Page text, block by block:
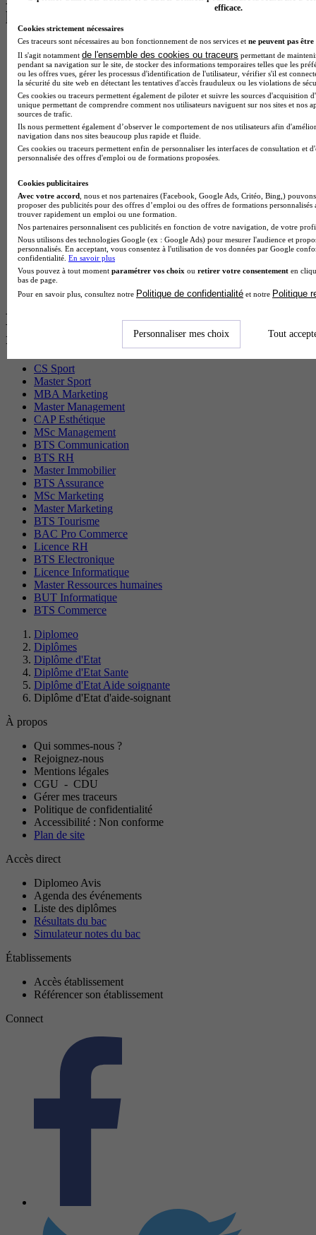
les plus recherchés
BTS Esf en alternance
BTS Dietetique en alternance
BTS Mco en alternance
BTS Pi en alternance
BTS Sp3s en alternance
Master CCA en alternance
BTS Ndrc en alternance
BTS Sam en alternance
Cap Fleuriste en alternance
BTS Sio en alternance
BTS Gpme en alternance
Cap Electricien en alternance
BTS Gpn en alternance
BTS Domotique en alternance
BAC Pro Agora en alternance
BTS Sta en alternance
BTS Iris en alternance
BTS Tpl en alternance
BTS Ati en alternance
Les diplômes par filière les plus
recherchés
CS Sport
Master Sport
MBA Marketing
Master Management
CAP Esthétique
MSc Management
BTS Communication
BTS RH
Master Immobilier
BTS Assurance
MSc Marketing
Master Marketing
BTS Tourisme
BAC Pro Commerce
Licence RH
BTS Electronique
Licence Informatique
Master Ressources humaines
BUT Informatique
BTS Commerce
Diplomeo
Diplômes
Diplôme d'Etat
Diplôme d'Etat Sante
Diplôme d'Etat Aide soignante
Diplôme d'Etat d'aide-soignant
À propos
Qui sommes-nous ?
Rejoignez-nous
Mentions légales
CGU - CDU
Gérer mes traceurs
Politique de confidentialité
Accessibilité : Non conforme
Plan de site
Accès direct
Diplomeo Avis
Agenda des événements
Liste des diplômes
Résultats du bac
Simulateur notes du bac
Établissements
Accès établissement
Référencer son établissement
Connect
efficace.
Cookies strictement nécessaires
Ces traceurs sont nécessaires au bon fonctionnement de nos services et ne peuvent pas être
Il s'agit notamment de l'ensemble des cookies ou traceurs permettant de
pendant sa navigation sur le site, de stocker des informations temporaires telles que les
ou les offres vues, gérer les processus d'identification de l'utilisateur, vérifier s'il est
la sécurité du site web en détectant les tentatives d'accès frauduleux ou les violations de
Ces cookies ou traceurs permettent également de piloter et suivre les sources d'acquisition
unique permettant de comprendre comment nos utilisateurs naviguent sur nos sites et nos
sources de trafic.
Ils nous permettent également d’observer le comportement de nos utilisateurs afin
navigation dans nos sites beaucoup plus rapide et fluide.
Ces cookies ou traceurs permettent enfin de personnaliser les interfaces de consultation et
personnalisée des offres d'emploi ou de formations proposées.
Cookies publicitaires
Avec votre accord , nous et nos partenaires (Facebook, Google Ads, Critéo, Bing,)
proposer des publicités pour des offres d’emploi ou des offres de formations
trouver rapidement un emploi ou une formation.
Nos partenaires personnalisent ces publicités en fonction de votre navigation, de votre
Nous utilisons des technologies Google (ex : Google Ads) pour mesurer l'audience et
personnalisés. En acceptant, vous consentez à l'utilisation de vos données par Google
confidentialité. En savoir plus
Vous pouvez à tout moment paramétrer vos choix ou retirer votre consentement en
bas de page.
Pour en savoir plus, consultez notre Politique de confidentialité et notre Politique
Personnaliser mes choix Tout